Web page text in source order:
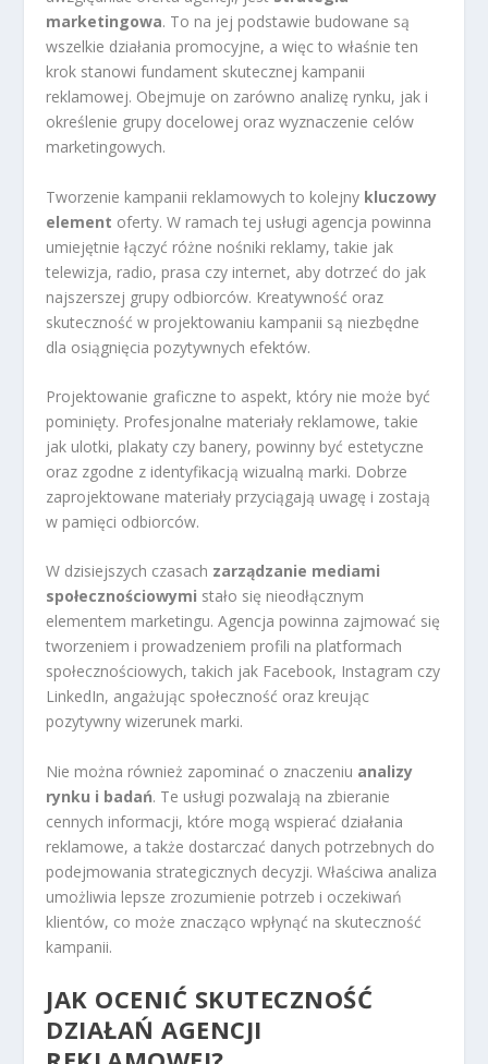
marketingowa. To na jej podstawie budowane są
wszelkie działania promocyjne, a więc to właśnie ten
krok stanowi fundament skutecznej kampanii
reklamowej. Obejmuje on zarówno analizę rynku, jak i
określenie grupy docelowej oraz wyznaczenie celów
marketingowych.
Tworzenie kampanii reklamowych to kolejny kluczowy
element oferty. W ramach tej usługi agencja powinna
umiejętnie łączyć różne nośniki reklamy, takie jak
telewizja, radio, prasa czy internet, aby dotrzeć do jak
najszerszej grupy odbiorców. Kreatywność oraz
skuteczność w projektowaniu kampanii są niezbędne
dla osiągnięcia pozytywnych efektów.
Projektowanie graficzne to aspekt, który nie może być
pominięty. Profesjonalne materiały reklamowe, takie
jak ulotki, plakaty czy banery, powinny być estetyczne
oraz zgodne z identyfikacją wizualną marki. Dobrze
zaprojektowane materiały przyciągają uwagę i zostają
w pamięci odbiorców.
W dzisiejszych czasach zarządzanie mediami
społecznościowymi stało się nieodłącznym
elementem marketingu. Agencja powinna zajmować się
tworzeniem i prowadzeniem profili na platformach
społecznościowych, takich jak Facebook, Instagram czy
LinkedIn, angażując społeczność oraz kreując
pozytywny wizerunek marki.
Nie można również zapominać o znaczeniu analizy
rynku i badań. Te usługi pozwalają na zbieranie
cennych informacji, które mogą wspierać działania
reklamowe, a także dostarczać danych potrzebnych do
podejmowania strategicznych decyzji. Właściwa analiza
umożliwia lepsze zrozumienie potrzeb i oczekiwań
klientów, co może znacząco wpłynąć na skuteczność
kampanii.
JAK OCENIĆ SKUTECZNOŚĆ
DZIAŁAŃ AGENCJI